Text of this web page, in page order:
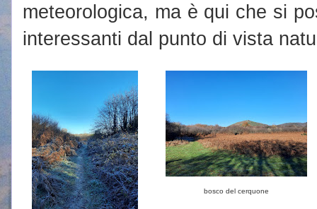
meteorologica, ma è qui che si
interessanti dal punto di vista
bosco del cerquone